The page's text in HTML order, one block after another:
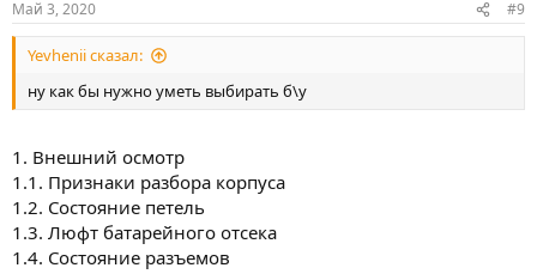
Май 3, 2020 #9
Yevhenii сказал:
ну как бы нужно уметь выбирать б\у
1. Внешний осмотр
1.1. Признаки разбора корпуса
1.2. Состояние петель
1.3. Люфт батарейного отсека
1.4. Состояние разъемов